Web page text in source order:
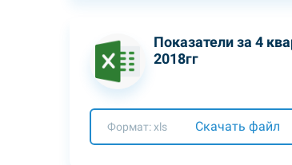
Показатели за 4
2018гг
Формат: xls Скачать файл